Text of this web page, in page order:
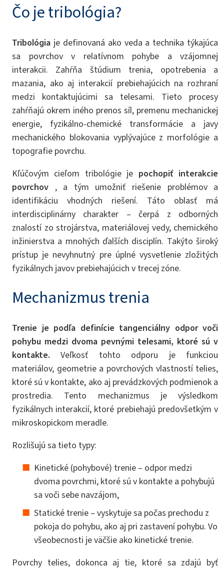
Čo je tribológia?
Tribológia je definovaná ako veda a technika týkajúca
sa povrchov v relatívnom pohybe a vzájomnej
interakcii. Zahŕňa štúdium trenia, opotrebenia a
mazania, ako aj interakcií prebiehajúcich na rozhraní
medzi kontaktujúcimi sa telesami. Tieto procesy
zahŕňajú okrem iného prenos síl, premenu mechanickej
energie, fyzikálno-chemické transformácie a javy
mechanického blokovania vyplývajúce z morfológie a
topografie povrchu.
Kľúčovým cieľom tribológie je pochopiť interakcie
povrchov , a tým umožniť riešenie problémov a
identifikáciu vhodných riešení. Táto oblasť má
interdisciplinárny charakter – čerpá z odborných
znalostí zo strojárstva, materiálovej vedy, chemického
inžinierstva a mnohých ďalších disciplín. Takýto široký
prístup je nevyhnutný pre úplné vysvetlenie zložitých
fyzikálnych javov prebiehajúcich v trecej zóne.
Mechanizmus trenia
Trenie je podľa definície tangenciálny odpor voči
pohybu medzi dvoma pevnými telesami, ktoré sú v
kontakte. Veľkosť tohto odporu je funkciou
materiálov, geometrie a povrchových vlastností telies,
ktoré sú v kontakte, ako aj prevádzkových podmienok a
prostredia. Tento mechanizmus je výsledkom
fyzikálnych interakcií, ktoré prebiehajú predovšetkým v
mikroskopickom meradle.
Rozlišujú sa tieto typy:
Kinetické (pohybové) trenie – odpor medzi
dvoma povrchmi, ktoré sú v kontakte a pohybujú
sa voči sebe navzájom,
Statické trenie – vyskytuje sa počas prechodu z
pokoja do pohybu, ako aj pri zastavení pohybu. Vo
všeobecnosti je väčšie ako kinetické trenie.
Povrchy telies, dokonca aj tie, ktoré sa zdajú byť